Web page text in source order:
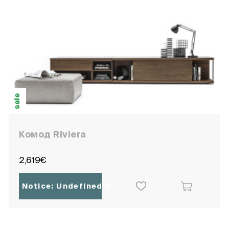
sale
Комод Riviera
2,619€
Notice: Undefined variable: